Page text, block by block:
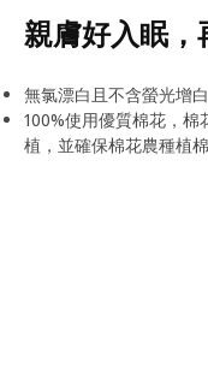
親膚好入眠
無氯漂白且不含螢光增
100%使用優質棉花，
植，並確保棉花農種植